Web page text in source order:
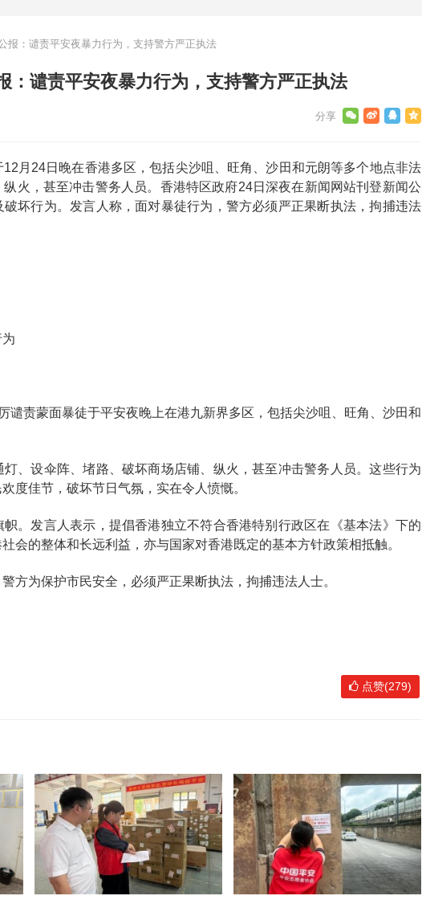
报：谴责平安夜暴力行为，支持警方严正执法
：谴责平安夜暴力行为，支持警方严正执法
12月24日晚在香港多区，包括尖沙咀、旺角、沙田和元朗等多个地点非法
火，甚至冲击警务人员。香港特区政府24日深夜在新闻网站刊登新闻公
坏行为。发言人称，面对暴徒行为，警方必须严正果断执法，拘捕违法
谴责蒙面暴徒于平安夜晚上在港九新界多区，包括尖沙咀、旺角、沙田和
、设伞阵、堵路、破坏商场店铺、纵火，甚至冲击警务人员。这些行为
度佳节，破坏节日气氛，实在令人愤慨。
。发言人表示，提倡香港独立不符合香港特别行政区在《基本法》下的
会的整体和长远利益，亦与国家对香港既定的基本方针政策相抵触。
方为保护市民安全，必须严正果断执法，拘捕违法人士。
点赞(279)